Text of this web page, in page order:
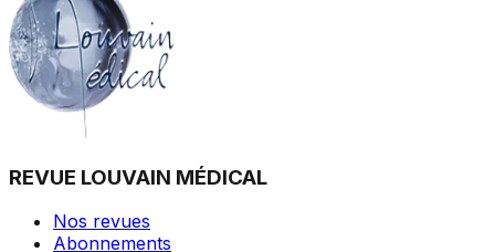
REVUE LOUVAIN MÉDICAL
Nos revues
Abonnements